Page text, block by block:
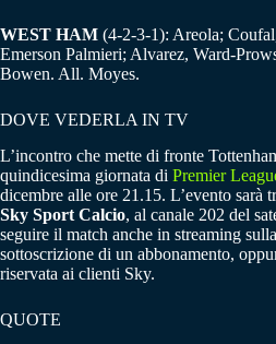
WEST HAM (4-2-3-1): Areola;
Emerson Palmieri; Alvarez, Ward-
Bowen. All. Moyes.
DOVE VEDERLA IN TV
L’incontro che mette di fronte
quindicesima giornata di Premier
dicembre alle ore 21.15. L’evento sarà
Sky Sport Calcio, al canale 202 del
seguire il match anche in streaming
sottoscrizione di un abbonamento,
riservata ai clienti Sky.
QUOTE